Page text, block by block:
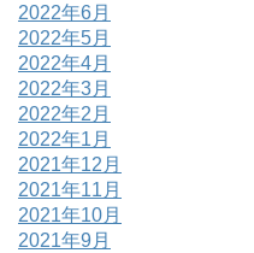
2022年6月
2022年5月
2022年4月
2022年3月
2022年2月
2022年1月
2021年12月
2021年11月
2021年10月
2021年9月